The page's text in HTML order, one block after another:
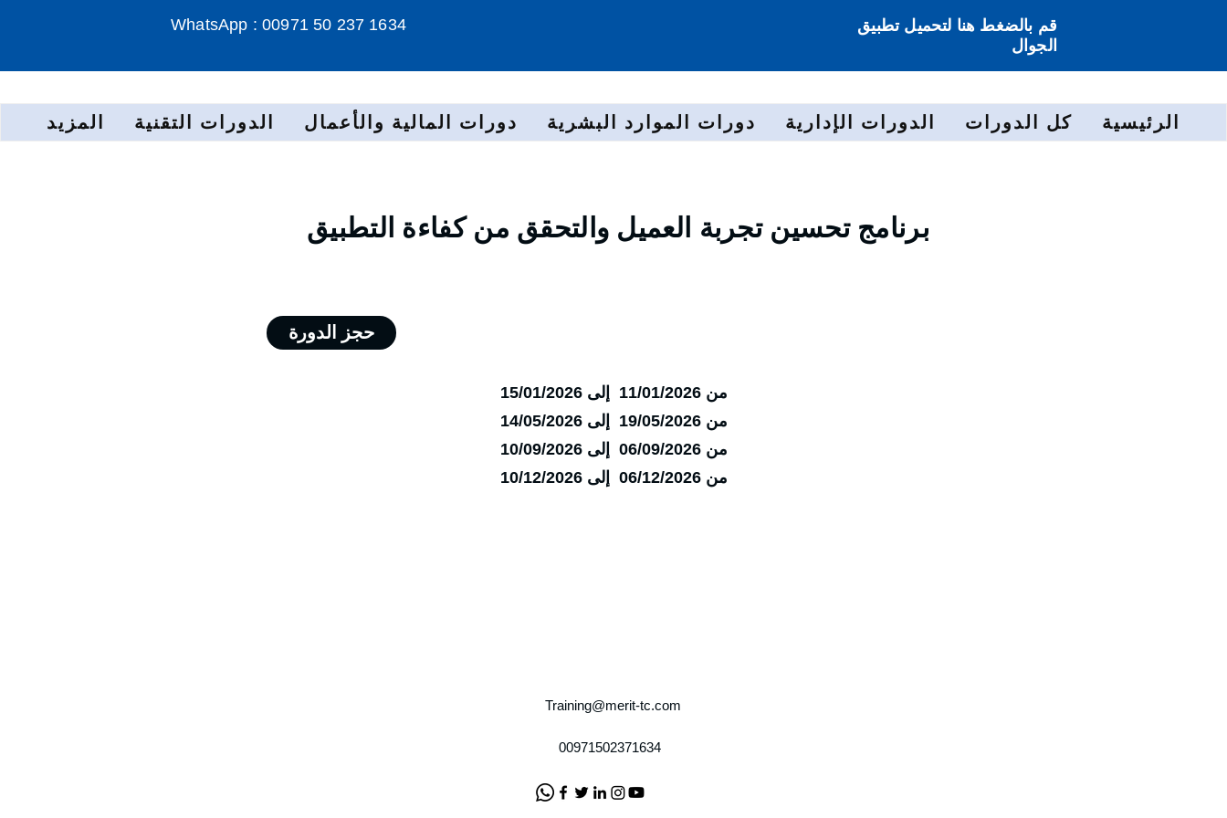
WhatsApp : 00971 50 237 1634
قم بالضغط هنا لتحميل تطبيق
الجوال
الرئيسية كل الدورات الدورات الإدارية دورات الموارد البشرية دورات المالية والأعمال الدورات التقنية المزيد
برنامج تحسين تجربة العميل والتحقق من كفاءة التطبيق
حجز الدورة
من 11/01/2026 إلى 15/01/2026
من 19/05/2026 إلى 14/05/2026
من 06/09/2026 إلى 10/09/2026
من 06/12/2026 إلى 10/12/2026
Training@merit-tc.com
00971502371634